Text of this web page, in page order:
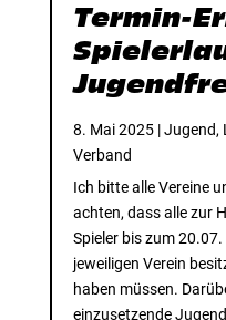
Termin-
8. Mai 2025|Jugend,
Verband
Ich bitte alle Vereine
achten, dass alle zur
Spieler bis zum
jeweiligen Verein
haben müssen.
einzusetzende